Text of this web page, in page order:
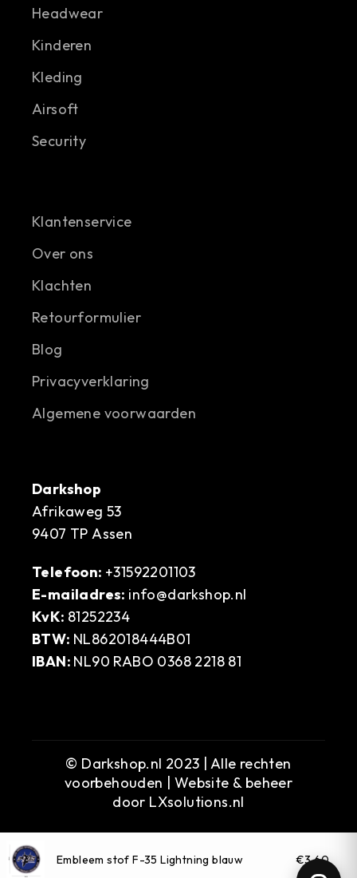
Headwear
Kinderen
Kleding
Airsoft
Security
Klantenservice
Over ons
Klachten
Retourformulier
Blog
Privacyverklaring
Algemene voorwaarden
Darkshop
Afrikaweg 53
9407 TP Assen
Telefoon: +31592201103
E-mailadres: info@darkshop.nl
KvK: 81252234
BTW: NL862018444B01
IBAN: NL90 RABO 0368 2218 81
© Darkshop.nl 2023 | Alle rechten
voorbehouden | Website & beheer
door LXsolutions.nl
Embleem stof F-35 Lightning blauw €3,60